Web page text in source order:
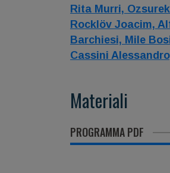
Rita Murri,
Rocklöv Joacim,
Barchiesi, Mile
Cassini
Materiali
PROGRAMMA PDF